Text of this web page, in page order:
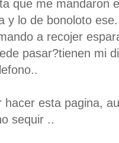
que me mandaron
y lo de bonoloto
a recojer
pasar?tienen mi
hacer esta pagina,
sequir ..